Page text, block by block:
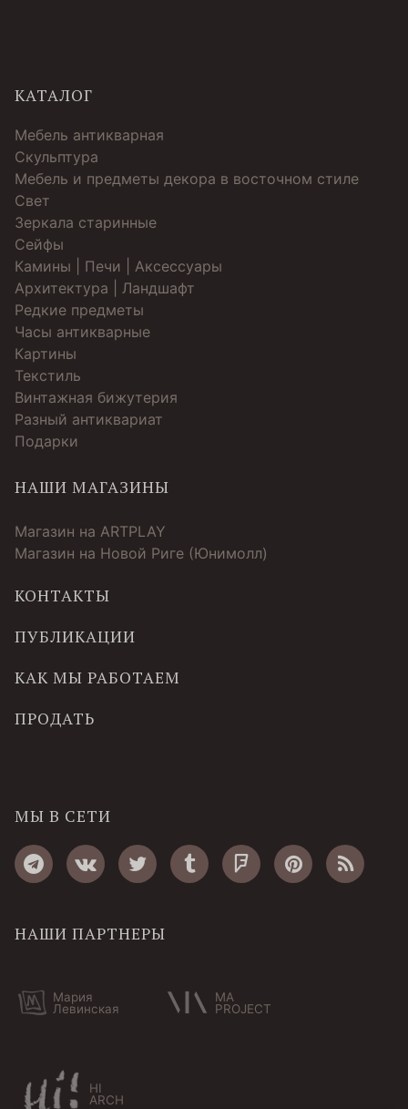
КАТАЛОГ
Мебель антикварная
Скульптура
Мебель и предметы декора в восточном стиле
Свет
Зеркала старинные
Cейфы
Камины | Печи | Аксессуары
Архитектура | Ландшафт
Редкие предметы
Часы антикварные
Картины
Текстиль
Винтажная бижутерия
Разный антиквариат
Подарки
НАШИ МАГАЗИНЫ
Магазин на ARTPLAY
Магазин на Новой Риге (Юнимолл)
КОНТАКТЫ
ПУБЛИКАЦИИ
КАК МЫ РАБОТАЕМ
ПРОДАТЬ
МЫ В СЕТИ
НАШИ ПАРТНЕРЫ
Мария
Левинская
MA
PROJECT
HI
ARCH